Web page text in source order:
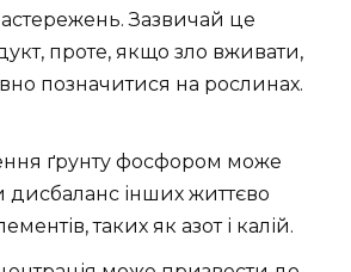
Зазвичай це
проте, якщо зло вживати,
позначитися на рослинах.
ґрунту фосфором може
інших життєво
таких як азот і калій.